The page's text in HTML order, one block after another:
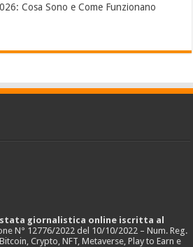
Cosa Sono e Come Funzionano
giornalistica online iscritta al
N° 12776/2022 del 10/10/2022 – Num. Reg.
Crypto, NFT, Metaverse, Play to Earn e